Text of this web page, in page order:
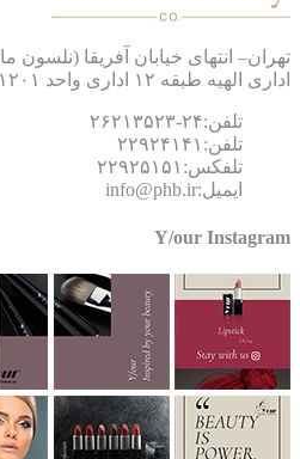
انتهای خیابان آفریقا (نلسون
الهیه طبقه ۱۲ اداری واحد ۱۲۰۱
تلفن:۲۴-۲۶۲۱۳۵۲۳
تلفن:۲۲۹۲۴۱۴۱
تلفکس:۲۲۹۲۵۱۵۱
ایمیل:info@phb.ir
Y/our